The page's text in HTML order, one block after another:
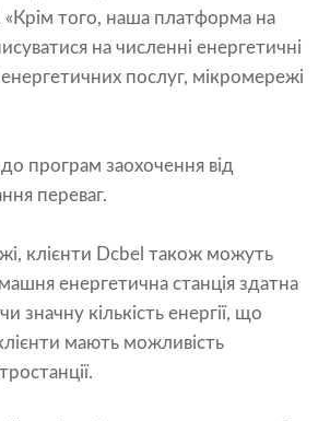
«Крім того, наша платформа на
на численні енергетичні
послуг, мікромережі
програм заохочення від
переваг.
клієнти Dcbel також можуть
енергетична станція здатна
кількість енергії, що
мають можливість